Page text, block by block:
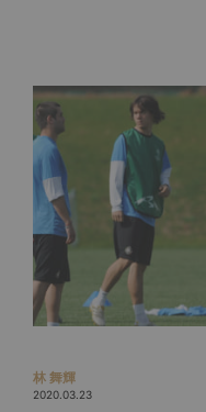
林 舞輝
2020.03.23